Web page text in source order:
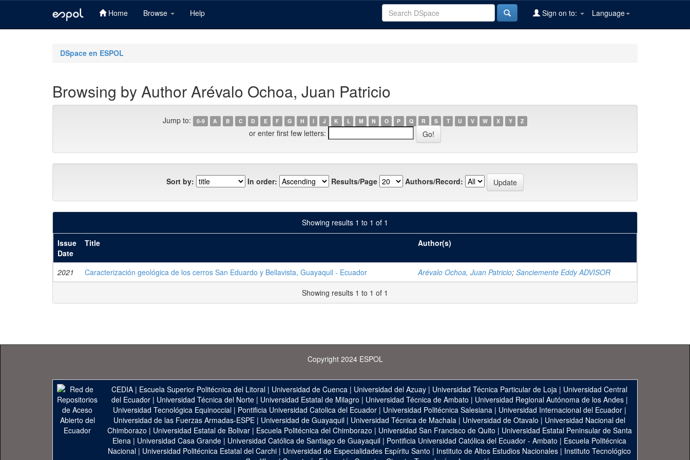
Home Browse Help Language
Sign on to:
DSpace en ESPOL
Browsing by Author Arévalo Ochoa, Juan Patricio
Jump to: 0-9 A B C D E F G H I J K L M N O P Q R S T U V W X Y Z
or enter first few letters:
Sort by: In order: Results/Page Authors/Record:
Showing results 1 to 1 of 1
Issue
Date
Title Author(s)
2021 Caracterización geológica de los cerros San Eduardo y Bellavista, Guayaquil - Ecuador Arévalo Ochoa, Juan Patricio; Sanciemente Eddy ADVISOR
Showing results 1 to 1 of 1
Copyright 2024 ESPOL
CEDIA | Escuela Superior Politécnica del Litoral | Universidad de Cuenca | Universidad del Azuay | Universidad Técnica Particular de Loja | Universidad Central
del Ecuador| Universidad Técnica del Norte| Universidad Estatal de Milagro | Universidad Técnica de Ambato | Universidad Regional Autónoma de los Andes|
Universidad Tecnológica Equinoccial| Pontificia Universidad Catolica del Ecuador| Universidad Politécnica Salesiana| Universidad Internacional del Ecuador|
Universidad de las Fuerzas Armadas-ESPE | Universidad de Guayaquil | Universidad Técnica de Machala | Universidad de Otavalo | Universidad Nacional del
Chimborazo | Universidad Estatal de Bolivar| Escuela Politécnica del Chimborazo | Universidad San Francisco de Quito | Universidad Estatal Peninsular de Santa
Elena | Universidad Casa Grande | Universidad Católica de Santiago de Guayaquil | Pontificia Universidad Católica del Ecuador - Ambato | Escuela Politécnica
Nacional | Universidad Politécnica Estatal del Carchi | Universidad de Especialidades Espíritu Santo | Instituto de Altos Estudios Nacionales | Instituto Tecnológico